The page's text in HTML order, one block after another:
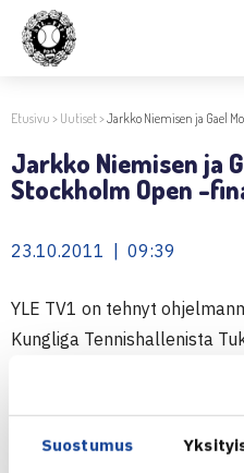
Suostumus
Etusivu > Uutiset>Jarkko Niemisen ja Gael
Jarkko Niemisen ja
Stockholm Open -
23.10.2011 | 09:39
YLE TV1 on tehnyt
Kungliga Tennishallenista
ATP250-turnauksen,
Ottelu alka aklo 16 ja se on